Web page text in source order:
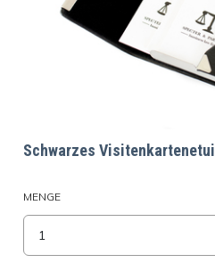
Schwarzes Visitenkartenetui
MENGE